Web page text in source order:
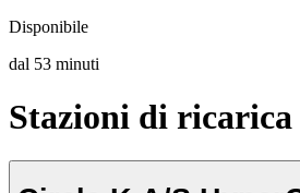
Disponibile
dal 53 minuti
Stazioni di